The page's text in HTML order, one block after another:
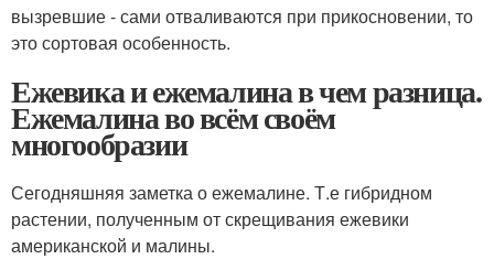
вызревшие - сами отваливаются при прикосновении, то
это сортовая особенность.
Ежевика и ежемалина в чем разница.
Ежемалина во всём своём
многообразии
Сегодняшняя заметка о ежемалине. Т.е гибридном
растении, полученным от скрещивания ежевики
американской и малины.